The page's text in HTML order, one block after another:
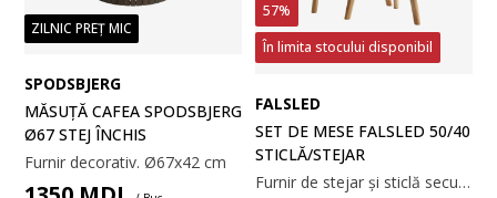
ZILNIC PREȚ MIC
SPODSBJERG
MĂSUȚĂ CAFEA SPODSBJERG
Ø67 STEJ ÎNCHIS
Furnir decorativ. Ø67x42 cm
57%
În limita stocului disponibil
FALSLED
SET DE MESE FALSLED 50/40
STICLĂ/STEJAR
Furnir de stejar și sticlă securizată. Ø50/40x45/40 cm